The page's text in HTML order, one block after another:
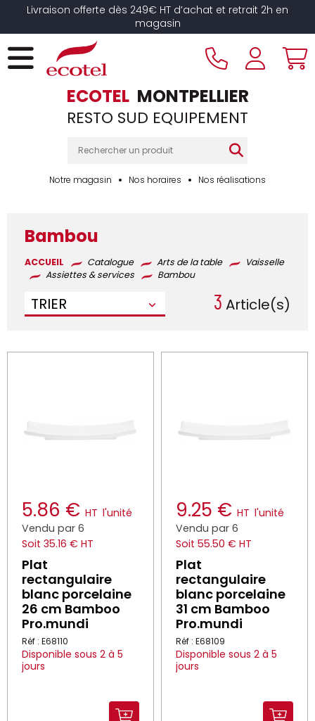
Livraison offerte dès 249€ HT d’achat et retrait 2h en
magasin
ECOTEL MONTPELLIER
RESTO SUD EQUIPEMENT
Notre magasin Nos horaires Nos réalisations
Bambou
ACCUEIL Catalogue Arts de la table
Vaisselle
Assiettes & services
Bambou
TRIER 3 Article(s)
5.86 € HT l'unité
Vendu par 6
Soit 35.16 € HT
Plat
rectangulaire
blanc porcelaine
26 cm Bamboo
Pro.mundi
Réf : E68110
Disponible sous 2 à 5
jours
9.25 € HT l'unité
Vendu par 6
Soit 55.50 € HT
Plat
rectangulaire
blanc porcelaine
31 cm Bamboo
Pro.mundi
Réf : E68109
Disponible sous 2 à 5
jours
Panneau de gestion des cookies